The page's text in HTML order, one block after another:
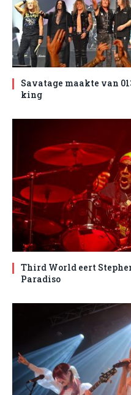
Savatage maakte van
king
Third World eert
Paradiso